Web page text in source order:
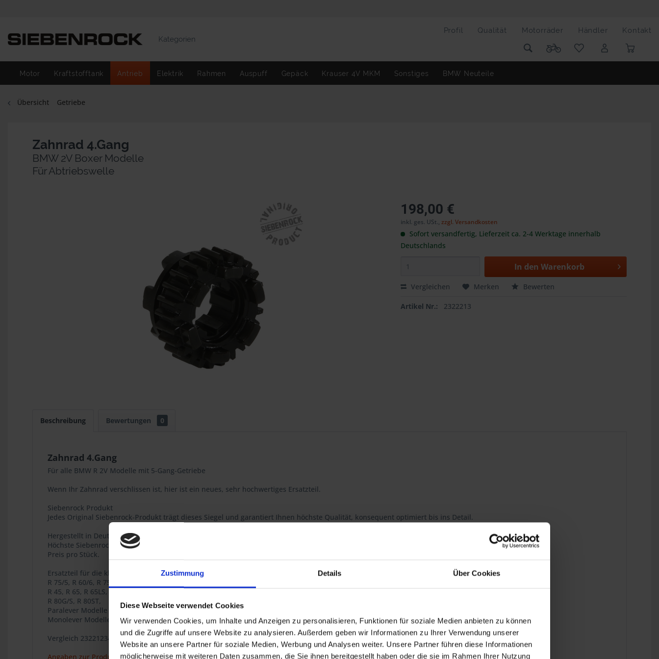
Zustimmung Details Über Cookies
Diese Webseite verwendet Cookies
Wir verwenden Cookies, um Inhalte und Anzeigen zu personalisieren, Funktionen für soziale Medien anbieten zu können
und die Zugriffe auf unsere Website zu analysieren. Außerdem geben wir Informationen zu Ihrer Verwendung unserer
Website an unsere Partner für soziale Medien, Werbung und Analysen weiter. Unsere Partner führen diese Informationen
möglicherweise mit weiteren Daten zusammen, die Sie ihnen bereitgestellt haben oder die sie im Rahmen Ihrer Nutzung
Kategorien
Profil Qualität Motorräder Händler Kontakt
Motor Kraftstofftank Antrieb Elektrik Rahmen Auspuff Gepäck Krauser 4V MKM Sonstiges BMW Neuteile
Übersicht Getriebe
Zahnrad 4.Gang
BMW 2V Boxer Modelle
Für Abtriebswelle
198,00 €
inkl. ges. USt.,zzgl. Versandkosten
Sofort versandfertig, Lieferzeit ca. 2-4 Werktage innerhalb
Deutschlands
In den Warenkorb
Vergleichen Merken Bewerten
Artikel Nr.: 2322213
Beschreibung Bewertungen 0
Zahnrad 4.Gang
Für alle BMW R 2V Modelle mit 5-Gang-Getriebe
Wenn Ihr Zahnrad verschlissen ist, hier ist ein neues, sehr hochwertiges Ersatzteil.
Siebenrock Produkt
Jedes Original Siebenrock-Produkt trägt dieses Siegel und garantiert Ihnen höchste Qualität, konsequent optimiert bis ins Detail.
Hergestellt in Deutschland.
Höchste Siebenrock-Qualität.
Preis pro Stück.
Ersatzteil für die klassischen BMW 2V Boxer Modelle
R 75/5, R 60/6, R 75/6, R 90/6, R 90S, R 60/7, R 75/7, R 80/7, R80RT, R 100/7, R 100S, R 100RS, R 100RT, R 100CS
R 45, R 65, R 65LS, R 65GS
R 80G/S, R 80ST,
Paralever Modelle R 80GS, R 100GS, R 100GSPD, R 80GS Baisc, R 80R, R 100R, R 100R Mystic
Monolever Modelle R 65, R 65RT, R 80, R 80RT, R 100RS, R 100RT.
Vergleich 23221234213 / 23-22-1-234-213
Angaben zur Produktsicherheit